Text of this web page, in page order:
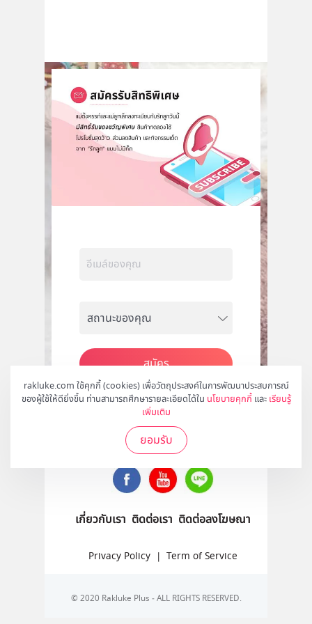
rakluke.com ใช้คุกกี้ (cookies) เพื่อวัตถุประสงค์ในการพัฒนาประสบการณ์
ของผู้ใช้ให้ดียิ่งขึ้น ท่านสามารถศึกษารายละเอียดได้ใน นโยบายคุกกี้ และ เรียนรู้
เพิ่มเติม
ยอมรับ
สมัคร
ติดตามเราได้ที่
เกี่ยวกับเรา ติดต่อเรา ติดต่อลงโฆษณา
Privacy Policy | Term of Service
© 2020 Rakluke Plus - ALL RIGHTS RESERVED.